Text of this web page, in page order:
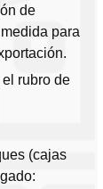
de
para
rubro de
(cajas